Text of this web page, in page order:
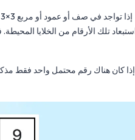
إذا كان هناك رقم محتمل واحد فقط